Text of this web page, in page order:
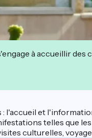
à accueillir des
: l'accueil et
telles que
culturelles,